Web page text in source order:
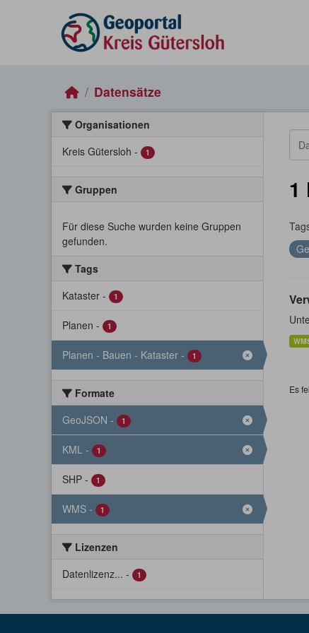
Datensätze
Organisationen
Kreis Gütersloh - 1
Gruppen
Für diese Suche wurden keine Gruppen
gefunden.
Tags
Kataster - 1
Planen - 1
Planen - Bauen - Kataster - 1
Formate
GeoJSON - 1
KML - 1
SHP - 1
WMS - 1
Lizenzen
Datenlizenz... - 1
1
Es